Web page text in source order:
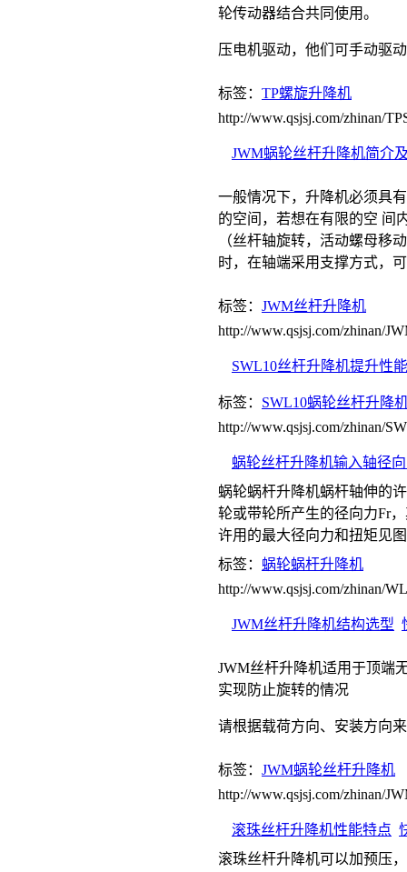
轮传动器结合共同使用。
压电机驱动，他们可手动驱
标签： TP螺旋升降机
http://www.qsjsj.com/zhinan/
JWM蜗轮丝杆升降机简介
一般情况下，升降机必须具
的空间，若想在有限的空 间
（丝杆轴旋转，活动螺母移
时，在轴端采用支撑方式，
标签： JWM丝杆升降机
http://www.qsjsj.com/zhinan/
SWL10丝杆升降机提升性
标签： SWL10蜗轮丝杆升降
http://www.qsjsj.com/zhinan/
蜗轮丝杆升降机输入轴径
蜗轮蜗杆升降机蜗杆轴伸的
轮或带轮所产生的径向力Fr
许用的最大径向力和扭矩见
标签： 蜗轮蜗杆升降机
http://www.qsjsj.com/zhinan/
JWM丝杆升降机结构选型
JWM丝杆升降机适用于顶端
实现防止旋转的情况
请根据载荷方向、安装方向
标签： JWM蜗轮丝杆升降机
http://www.qsjsj.com/zhinan/
滚珠丝杆升降机性能特点
滚珠丝杆升降机可以加预压